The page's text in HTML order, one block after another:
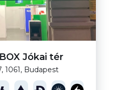
Jókai tér
1061, Budapest